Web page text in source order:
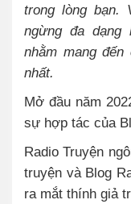
trong lòng bạn.
ngừng đa dạng
nhằm mang
nhất.
Mở đầu năm
sự hợp tác của
Radio Truyện
truyện và Blog
ra mắt thính giả